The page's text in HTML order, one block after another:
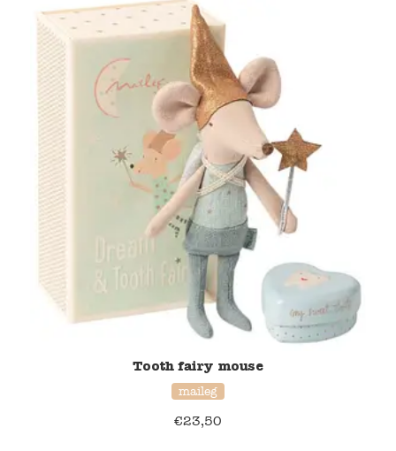
Tooth fairy mouse
maileg
€23,50